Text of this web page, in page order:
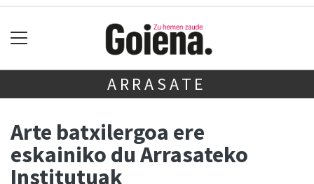
ARRASATE
Arte batxilergoa ere
eskainiko du Arrasateko
Institutuak